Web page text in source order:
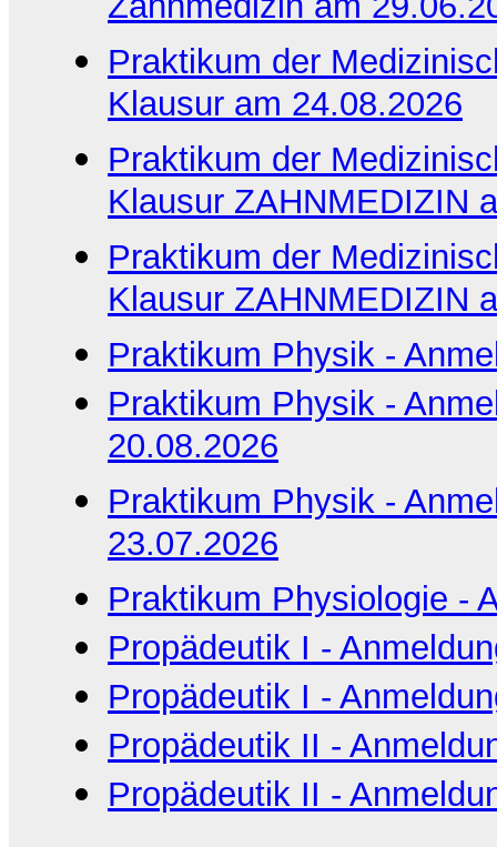
Zahnmedizin am
Praktikum der
Klausur am 24.08.2026
Praktikum der
Klausur ZAHNMEDIZIN
Praktikum der
Klausur ZAHNMEDIZIN
Praktikum Physik -
Praktikum Physik -
20.08.2026
Praktikum Physik -
23.07.2026
Praktikum Physiologie -
Propädeutik I -
Propädeutik I -
Propädeutik II -
Propädeutik II -